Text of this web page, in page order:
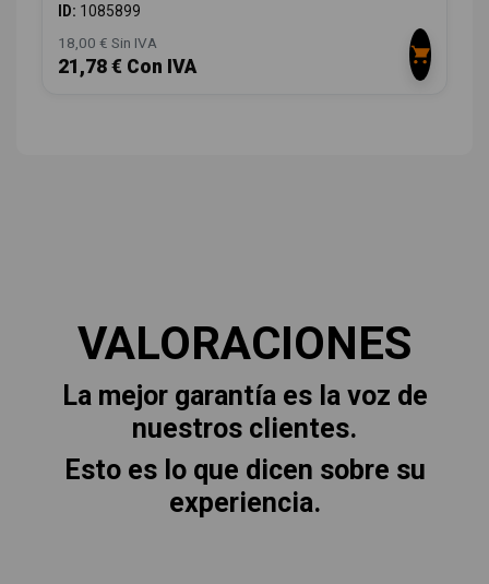
ID: 1085899
18,00 € Sin IVA
21,78 € Con IVA
VALORACIONES
La mejor garantía es la voz de
nuestros clientes.
Esto es lo que dicen sobre su
experiencia.